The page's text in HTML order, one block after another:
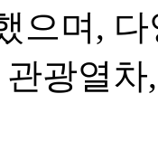
으며,
광열